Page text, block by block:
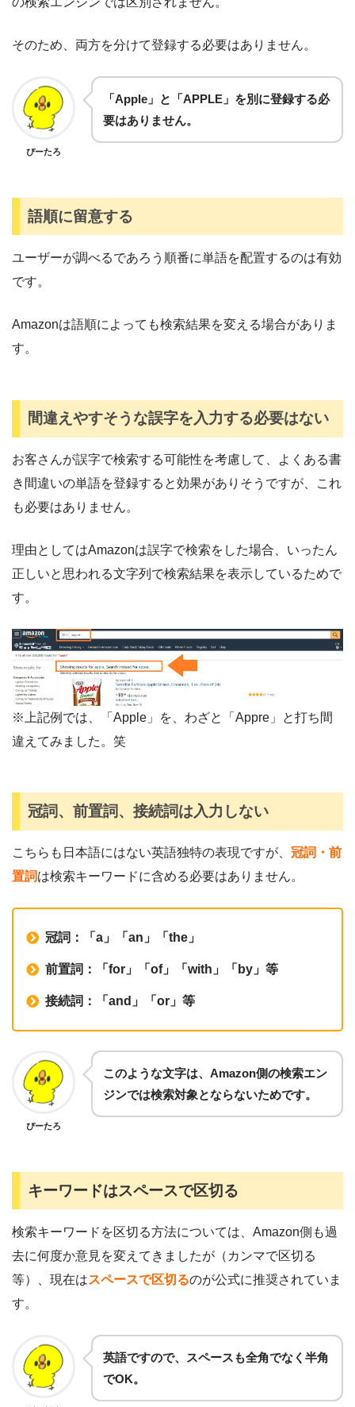
そのため、両方を分けて登録する必要はありません。
ぴーたろ
「Apple」と「APPLE」を別に登録する必
要はありません。
語順に留意する
ユーザーが調べるであろう順番に単語を配置するのは有効
です。
Amazonは語順によっても検索結果を変える場合がありま
す。
間違えやすそうな誤字を入力する必要はない
お客さんが誤字で検索する可能性を考慮して、よくある書
き間違いの単語を登録すると効果がありそうですが、これ
も必要はありません。
理由としてはAmazonは誤字で検索をした場合、いったん
正しいと思われる文字列で検索結果を表示しているためで
す。
※上記例では、「Apple」を、わざと「Appre」と打ち間
違えてみました。笑
冠詞、前置詞、接続詞は入力しない
こちらも日本語にはない英語独特の表現ですが、 冠詞・前
置詞は検索キーワードに含める必要はありません。
冠詞：「a」「an」「the」
前置詞：「for」「of」「with」「by」等
接続詞：「and」「or」等
ぴーたろ
このような文字は、Amazon側の検索エン
ジンでは検索対象とならないためです。
キーワードはスペースで区切る
検索キーワードを区切る方法については、Amazon側も過
去に何度か意見を変えてきましたが（カンマで区切る
等）、現在はスペースで区切るのが公式に推奨されていま
す。
英語ですので、スペースも全角でなく半角
でOK。